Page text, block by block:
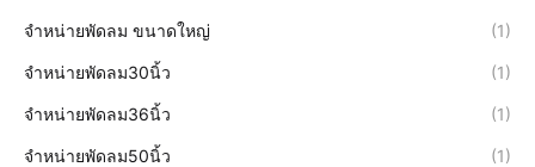
จำหน่ายพัดลม ขนาดใหญ่ (1)
จำหน่ายพัดลม30นิ้ว (1)
จำหน่ายพัดลม36นิ้ว (1)
จำหน่ายพัดลม50นิ้ว (1)